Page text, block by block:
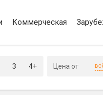
Коммерческая
3 4+